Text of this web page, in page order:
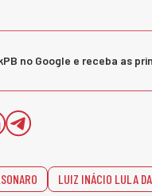
no Google e receba as
LUIZ INÁCIO LULA